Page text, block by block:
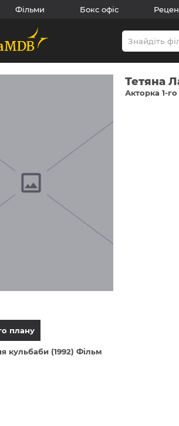
Фільми Бокс офіс
Тетяна
Акторка 1-
плану
кульбаби (1992) Фільм